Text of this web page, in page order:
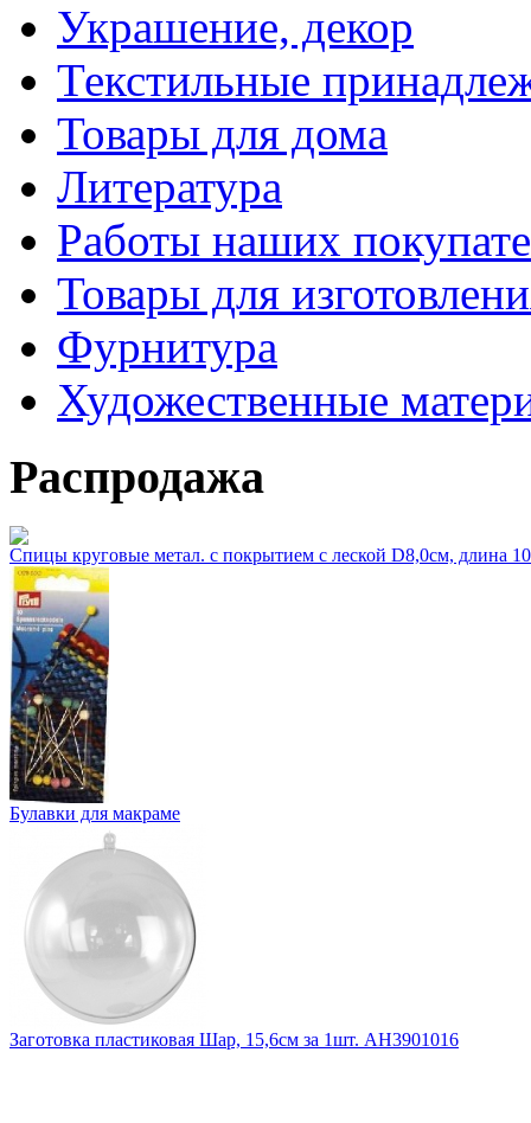
Украшение, декор
Текстильные
Товары для дома
Литература
Работы наших
Товары для
Фурнитура
Художественные
Распродажа
Спицы круговые метал. с покрытием с леской D8,0см, длина
Булавки для макраме
Заготовка пластиковая Шар, 15,6см за 1шт. АН3901016